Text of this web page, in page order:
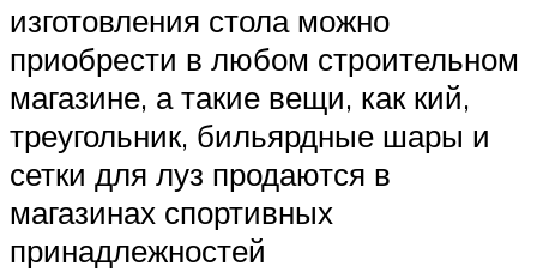
изготовления стола можно
приобрести в любом строительном
магазине, а такие вещи, как кий,
треугольник, бильярдные шары и
сетки для луз продаются в
магазинах спортивных
принадлежностей